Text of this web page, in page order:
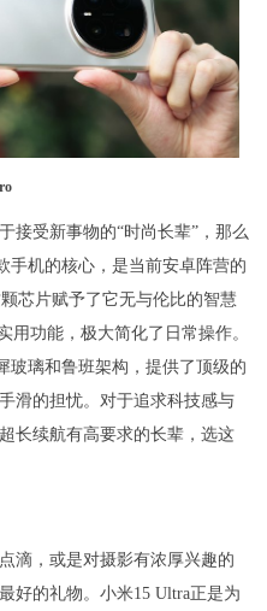
接受新事物的“时尚长辈”，那么
手机的核心，是当前安卓阵营的
芯片赋予了它无与伦比的智慧
用功能，极大简化了日常操作。
玻璃和鲁班架构，提供了顶级的
滑的担忧。对于追求科技感与
长续航有高要求的长辈，选这
滴，或是对摄影有浓厚兴趣的
好的礼物。小米15 Ultra正是为